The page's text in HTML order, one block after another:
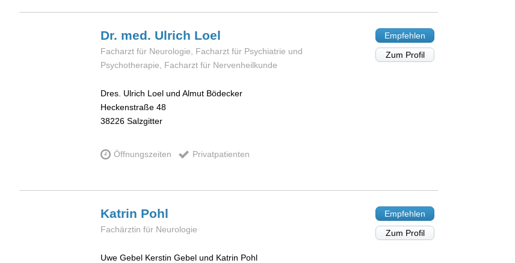
Dr. med. Ulrich Loel
Facharzt für Neurologie, Facharzt für Psychiatrie und
Psychotherapie, Facharzt für Nervenheilkunde
Dres. Ulrich Loel und Almut Bödecker
Heckenstraße 48
38226 Salzgitter
Öffnungszeiten Privatpatienten
Empfehlen
Zum Profil
Katrin Pohl
Fachärztin für Neurologie
Uwe Gebel Kerstin Gebel und Katrin Pohl
Empfehlen
Zum Profil